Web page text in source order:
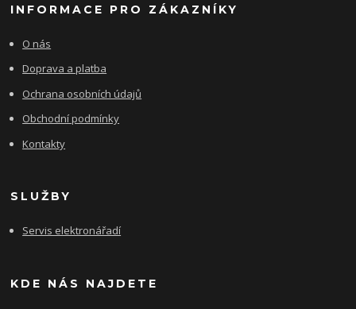
INFORMACE PRO ZÁKAZNÍKY
O nás
Doprava a platba
Ochrana osobních údajů
Obchodní podmínky
Kontakty
SLUŽBY
Servis elektronářadí
KDE NÁS NAJDETE